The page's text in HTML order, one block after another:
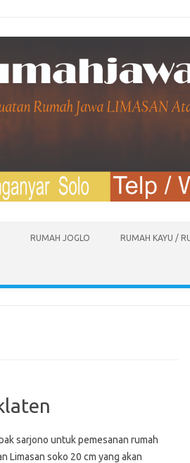
RUMAH JOGLO RUMAH KAYU /
sarjono untuk pemesanan rumah
Limasan soko 20 cm yang akan